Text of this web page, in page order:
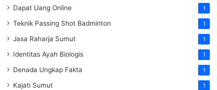
Dapat Uang Online 1
Teknik Passing Shot Badminton 1
Jasa Raharja Sumut 1
Identitas Ayah Biologis 1
Denada Ungkap Fakta 1
Kajati Sumut 1